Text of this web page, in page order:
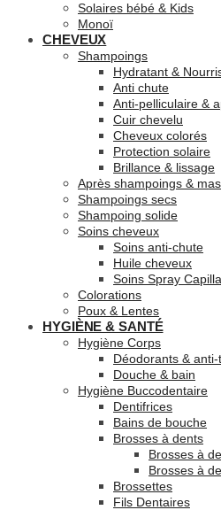
Solaires bébé & Kids
Monoï
CHEVEUX
Shampoings
Hydratant &
Anti chute
Anti-pelliculaire &
Cuir chevelu
Cheveux colorés
Protection solaire
Brillance & lissage
Après shampoings &
Shampoings secs
Shampoing solide
Soins cheveux
Soins anti-chute
Huile cheveux
Soins Spray
Colorations
Poux & Lentes
HYGIÈNE & SANTÉ
Hygiène Corps
Déodorants &
Douche & bain
Hygiène Buccodentaire
Dentifrices
Bains de bouche
Brosses à dents
Brosses à
Brosses à
Brossettes
Fils Dentaires